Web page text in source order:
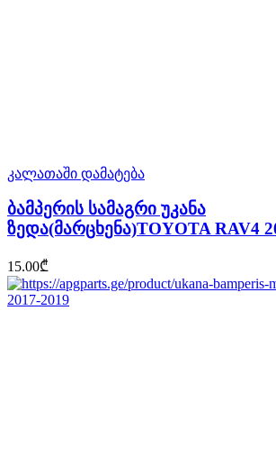
კალათაში დამატება
ბამპერის სამაგრი უკანა
ზედა(მარცხენა)TOYOTA RAV4
15.00₾